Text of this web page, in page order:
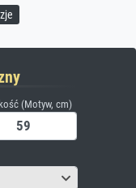
(Motyw, cm)